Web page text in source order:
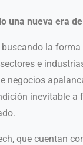
una nueva era
la
e
negocios
inevitable a
que cuentan